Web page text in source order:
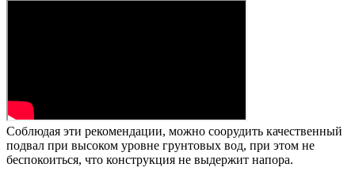
Соблюдая эти рекомендации, можно соорудить качественный
подвал при высоком уровне грунтовых вод, при этом не
беспокоиться, что конструкция не выдержит напора.